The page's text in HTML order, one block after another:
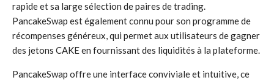
rapide et sa large sélection de paires de trading.
PancakeSwap est également connu pour son programme de
récompenses généreux, qui permet aux utilisateurs de gagner
des jetons CAKE en fournissant des liquidités à la plateforme.
PancakeSwap offre une interface conviviale et intuitive, ce